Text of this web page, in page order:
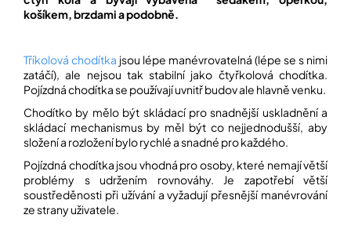
košíkem, brzdami a podobně.
Tříkolová chodítka jsou lépe manévrovatelná (lépe se s nimi
zatáčí), ale nejsou tak stabilní jako čtyřkolová chodítka.
Pojízdná chodítka se používají uvnitř budov ale hlavně venku.
Chodítko by mělo být skládací pro snadnější uskladnění a
skládací mechanismus by měl být co nejjednodušší, aby
složení a rozložení bylo rychlé a snadné pro každého.
Pojízdná chodítka jsou vhodná pro osoby, které nemají větší
problémy s udržením rovnováhy. Je zapotřebí větší
soustředěnosti při užívání a vyžadují přesnější manévrování
ze strany uživatele.